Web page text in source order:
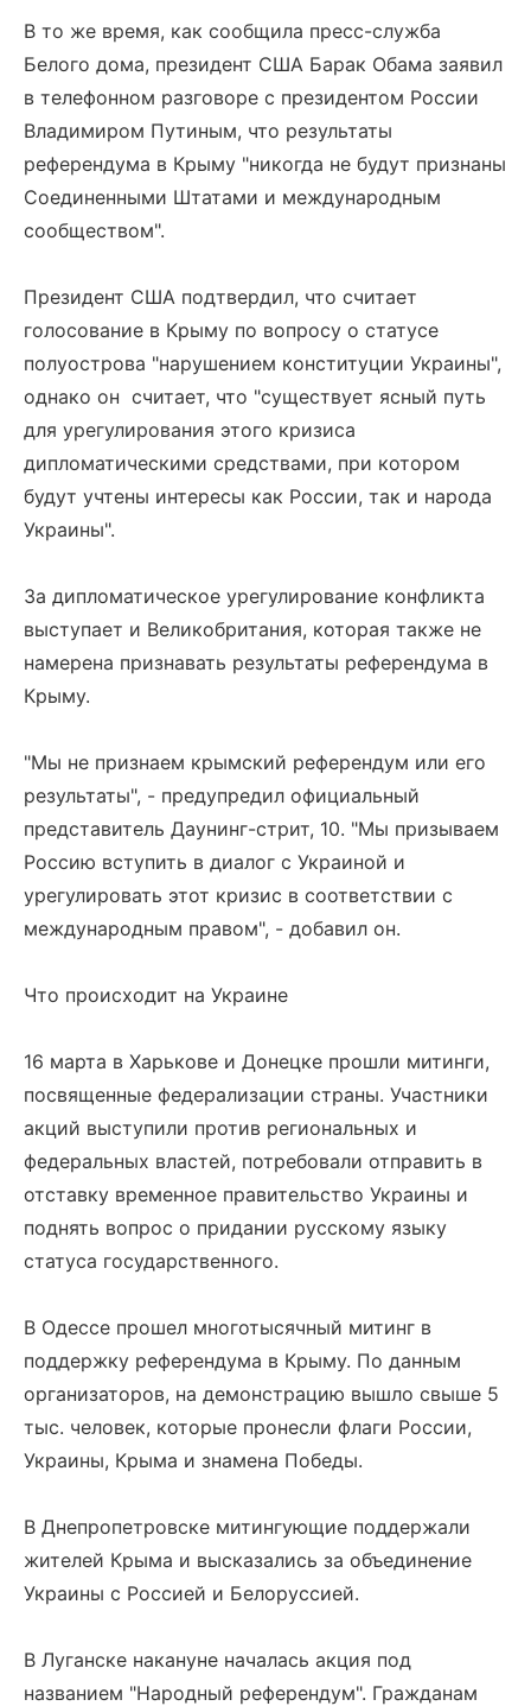
В то же время, как сообщила пресс-служба
Белого дома, президент США Барак Обама заявил
в телефонном разговоре с президентом России
Владимиром Путиным, что результаты
референдума в Крыму "никогда не будут признаны
Соединенными Штатами и международным
сообществом".
Президент США подтвердил, что считает
голосование в Крыму по вопросу о статусе
полуострова "нарушением конституции Украины",
однако он считает, что "существует ясный путь
для урегулирования этого кризиса
дипломатическими средствами, при котором
будут учтены интересы как России, так и народа
Украины".
За дипломатическое урегулирование конфликта
выступает и Великобритания, которая также не
намерена признавать результаты референдума в
Крыму.
"Мы не признаем крымский референдум или его
результаты", - предупредил официальный
представитель Даунинг-стрит, 10. "Мы призываем
Россию вступить в диалог с Украиной и
урегулировать этот кризис в соответствии с
международным правом", - добавил он.
Что происходит на Украине
16 марта в Харькове и Донецке прошли митинги,
посвященные федерализации страны. Участники
акций выступили против региональных и
федеральных властей, потребовали отправить в
отставку временное правительство Украины и
поднять вопрос о придании русскому языку
статуса государственного.
В Одессе прошел многотысячный митинг в
поддержку референдума в Крыму. По данным
организаторов, на демонстрацию вышло свыше 5
тыс. человек, которые пронесли флаги России,
Украины, Крыма и знамена Победы.
В Днепропетровске митингующие поддержали
жителей Крыма и высказались за объединение
Украины с Россией и Белоруссией.
В Луганске накануне началась акция под
названием "Народный референдум". Гражданам